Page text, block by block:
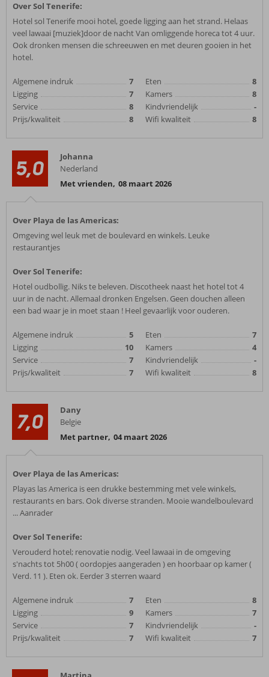
Over Sol Tenerife:
Hotel sol Tenerife mooi hotel, goede ligging aan het strand. Helaas
veel lawaai [muziek]door de nacht Van omliggende horeca tot 4 uur.
Ook dronken mensen die schreeuwen en met deuren gooien in het
hotel.
Algemene indruk
7
Ligging
7
Service
8
Prijs/kwaliteit
8
Eten
8
Kamers
8
Kindvriendelijk
-
Wifi kwaliteit
8
5,0
Johanna
Nederland
Met vrienden, 08 maart 2026
Over Playa de las Americas:
Omgeving wel leuk met de boulevard en winkels. Leuke
restaurantjes
Over Sol Tenerife:
Hotel oudbollig. Niks te beleven. Discotheek naast het hotel tot 4
uur in de nacht. Allemaal dronken Engelsen. Geen douchen alleen
een bad waar je in moet staan ! Heel gevaarlijk voor ouderen.
Algemene indruk
5
Ligging
10
Service
7
Prijs/kwaliteit
7
Eten
7
Kamers
4
Kindvriendelijk
-
Wifi kwaliteit
8
7,0
Dany
Belgie
Met partner, 04 maart 2026
Over Playa de las Americas:
Playas las America is een drukke bestemming met vele winkels,
restaurants en bars. Ook diverse stranden. Mooie wandelboulevard
... Aanrader
Over Sol Tenerife:
Verouderd hotel; renovatie nodig. Veel lawaai in de omgeving
s'nachts tot 5h00 ( oordopjes aangeraden ) en hoorbaar op kamer (
Verd. 11 ). Eten ok. Eerder 3 sterren waard
Algemene indruk
7
Ligging
9
Service
7
Prijs/kwaliteit
7
Eten
8
Kamers
7
Kindvriendelijk
-
Wifi kwaliteit
7